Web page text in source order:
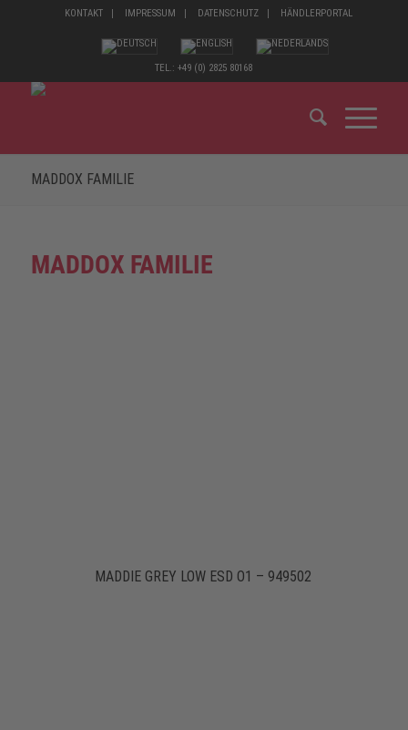
KONTAKT IMPRESSUM DATENSCHUTZ HÄNDLERPORTAL
TEL.: +49 (0) 2825 80168
MADDOX FAMILIE
MADDOX FAMILIE
MADDIE GREY LOW ESD O1 – 949502